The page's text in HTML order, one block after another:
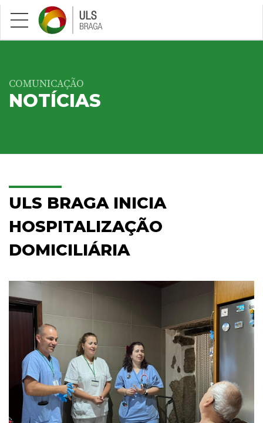
Saltar para conteúdo principal
COMUNICAÇÃO
NOTÍCIAS
ULS BRAGA INICIA
HOSPITALIZAÇÃO
DOMICILIÁRIA